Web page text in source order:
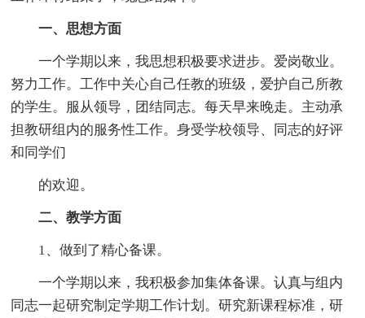
一、思想方面
一个学期以来，我思想积极要求进步。爱岗敬业。
努力工作。工作中关心自己任教的班级，爱护自己所教
的学生。服从领导，团结同志。每天早来晚走。主动承
担教研组内的服务性工作。身受学校领导、同志的好评
和同学们
的欢迎。
二、教学方面
1、做到了精心备课。
一个学期以来，我积极参加集体备课。认真与组内
同志一起研究制定学期工作计划。研究新课程标准，研